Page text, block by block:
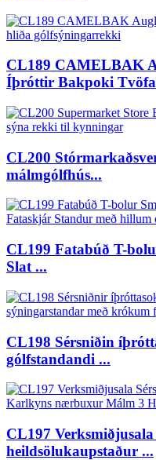
CL189 CAMELBAK
Íþróttir Bakpoki
CL200
málmgólfhús...
CL199 Fatabúð T-
Slat ...
CL198 Sérsniðin
gólfstandandi ...
CL197
heildsölukaupstaður ...